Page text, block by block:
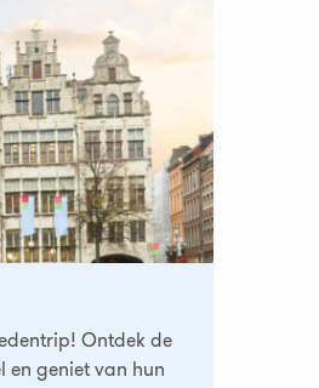
Ontdek de
en geniet van hun